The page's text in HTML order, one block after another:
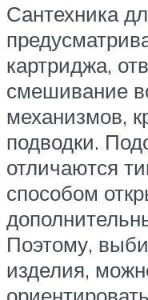
Сантехника
картриджа,
смешивание
механизмов,
подводки.
отличаются
способом
Поэтому,
изделия,